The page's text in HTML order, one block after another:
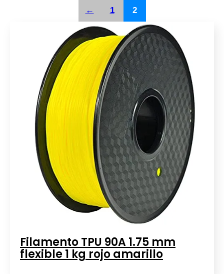
← 1 2
Filamento TPU 90A 1.75 mm
flexible 1 kg rojo amarillo